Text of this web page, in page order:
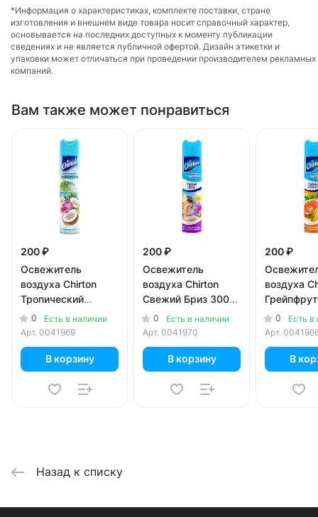
*Информация о характеристиках, комплекте поставки, стране
изготовления и внешнем виде товара носит справочный характер,
основывается на последних доступных к моменту публикации
сведениях и не является публичной офертой. Дизайн этикетки и
упаковки может отличаться при проведении производителем рекламных
компаний.
Вам также может понравиться
200 ₽
Освежитель
воздуха Chirton
Тропический
Остров 300 мл
0
Есть в наличии
Арт. 0041969
В корзину
200 ₽
Освежитель
воздуха Chirton
Свежий Бриз 300
мл0
Есть в наличии
Арт. 0041970
В корзину
200 ₽
воздуха
апельсин
0
Есть в
Арт.
В
Назад к списку